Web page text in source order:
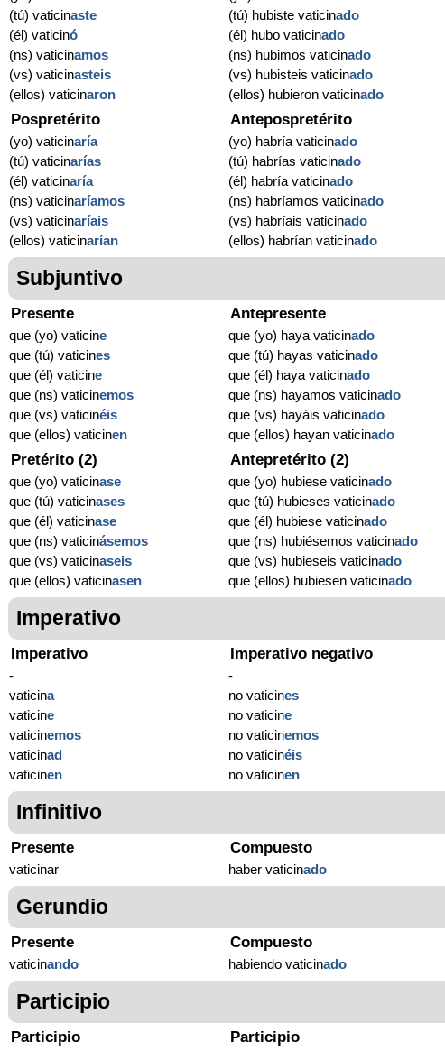
(tú) vaticinaste
(él) vaticinó
(ns) vaticinamos
(vs) vaticinasteis
(ellos) vaticinaron
(tú) hubiste vaticinado
(él) hubo vaticinado
(ns) hubimos vaticinado
(vs) hubisteis vaticinado
(ellos) hubieron vaticinado
Pospretérito
(yo) vaticinaría
(tú) vaticinarías
(él) vaticinaría
(ns) vaticinaríamos
(vs) vaticinaríais
(ellos) vaticinarían
Antepospretérito
(yo) habría vaticinado
(tú) habrías vaticinado
(él) habría vaticinado
(ns) habríamos vaticinado
(vs) habríais vaticinado
(ellos) habrían vaticinado
Subjuntivo
Presente
que (yo) vaticine
que (tú) vaticines
que (él) vaticine
que (ns) vaticinemos
que (vs) vaticinéis
que (ellos) vaticinen
Antepresente
que (yo) haya vaticinado
que (tú) hayas vaticinado
que (él) haya vaticinado
que (ns) hayamos vaticinado
que (vs) hayáis vaticinado
que (ellos) hayan vaticinado
Pretérito (2)
que (yo) vaticinase
que (tú) vaticinases
que (él) vaticinase
que (ns) vaticinásemos
que (vs) vaticinaseis
que (ellos) vaticinasen
Antepretérito (2)
que (yo) hubiese vaticinado
que (tú) hubieses vaticinado
que (él) hubiese vaticinado
que (ns) hubiésemos vaticinado
que (vs) hubieseis vaticinado
que (ellos) hubiesen vaticinado
Imperativo
Imperativo
-
vaticina
vaticine
vaticinemos
vaticinad
vaticinen
Imperativo negativo
-
no vaticines
no vaticine
no vaticinemos
no vaticinéis
no vaticinen
Infinitivo
Presente
vaticinar
Compuesto
haber vaticinado
Gerundio
Presente
vaticinando
Compuesto
habiendo vaticinado
Participio
Participio Participio